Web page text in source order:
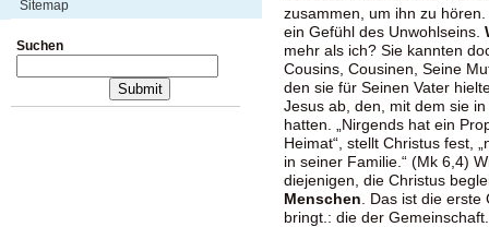
Sitemap
Suchen
zusammen, um ihn zu
ein Gefühl des Unwohlseins.
mehr als ich? Sie kannten
Cousins, Cousinen, Seine
den sie für Seinen Vater
Jesus ab, den, mit dem sie
hatten. „Nirgends hat ein
Heimat“, stellt Christus fest,
in seiner Familie.“ (Mk 6,4)
diejenigen, die Christus
Menschen . Das ist die
bringt.: die der